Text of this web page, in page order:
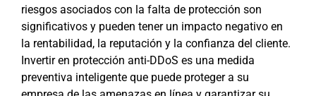
riesgos asociados con la falta de protección son
significativos y pueden tener un impacto negativo en
la rentabilidad, la reputación y la confianza del cliente.
Invertir en protección anti-DDoS es una medida
preventiva inteligente que puede proteger a su